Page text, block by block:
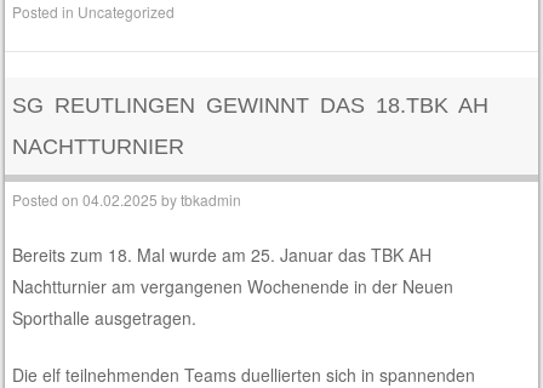
Posted in Uncategorized
SG REUTLINGEN GEWINNT DAS 18.TBK AH
NACHTTURNIER
Posted on04.02.2025 bytbkadmin
Bereits zum 18. Mal wurde am 25. Januar das TBK AH
Nachtturnier am vergangenen Wochenende in der Neuen
Sporthalle ausgetragen.
Die elf teilnehmenden Teams duellierten sich in spannenden